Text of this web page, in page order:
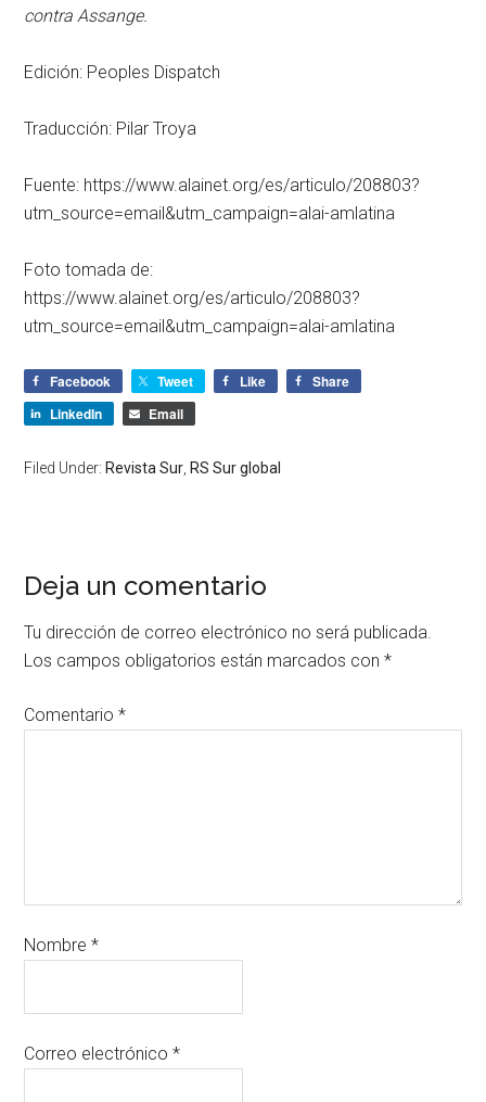
contra Assange.
Edición: Peoples Dispatch
Traducción: Pilar Troya
Fuente: https://www.alainet.org/es/articulo/208803?
utm_source=email&utm_campaign=alai-amlatina
Foto tomada de:
https://www.alainet.org/es/articulo/208803?
utm_source=email&utm_campaign=alai-amlatina
Facebook Tweet Like
Share
LinkedIn
Email
Filed Under: Revista Sur, RS Sur global
Deja un comentario
Tu dirección de correo electrónico no será publicada.
Los campos obligatorios están marcados con*
Comentario*
Nombre*
Correo electrónico*